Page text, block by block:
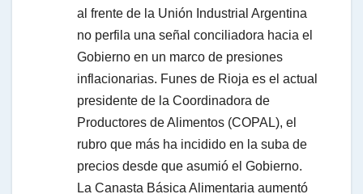
al frente de la Unión Industrial Argentina
no perfila una señal conciliadora hacia el
Gobierno en un marco de presiones
inflacionarias. Funes de Rioja es el actual
presidente de la Coordinadora de
Productores de Alimentos (COPAL), el
rubro que más ha incidido en la suba de
precios desde que asumió el Gobierno.
La Canasta Básica Alimentaria aumentó